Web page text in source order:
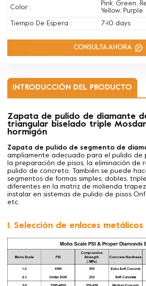
Color :
Pink, Green,
Yellow, Purple
Tiempo De Espera :
7-10 days
CONSULTA AHORA
INTRODUCCIÓN DEL PRODUCTO
Zapata de pulido de diamante
triangular biselado triple
hormigón
Zapata de pulido de segmento de
ampliamente adecuado para el pulido de
la preparación de pisos, la eliminación de
pulido de concreto. También se puede
segmentos de formas simples, dobles,
diferentes en la matriz de molienda
instalar en sistemas de pulido de pisos
etc.
1. Selección de enlaces